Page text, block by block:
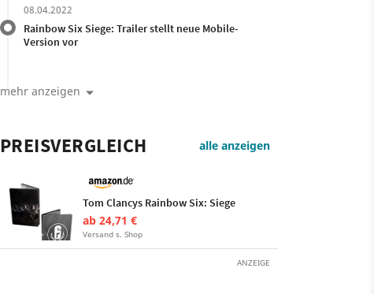
08.04.2022
Rainbow Six Siege: Trailer stellt neue Mobile-
Version vor
mehr anzeigen
PREISVERGLEICH alle anzeigen
Tom Clancys Rainbow Six: Siege
ab 24,71 €
Versand s. Shop
ANZEIGE